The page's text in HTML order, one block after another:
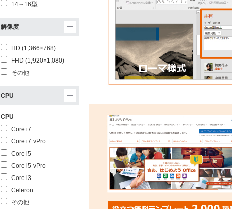
14～16型
解像度
HD (1,366×768)
FHD (1,920×1,080)
その他
CPU
CPU
Core i7
Core i7 vPro
Core i5
Core i5 vPro
Core i3
Celeron
その他